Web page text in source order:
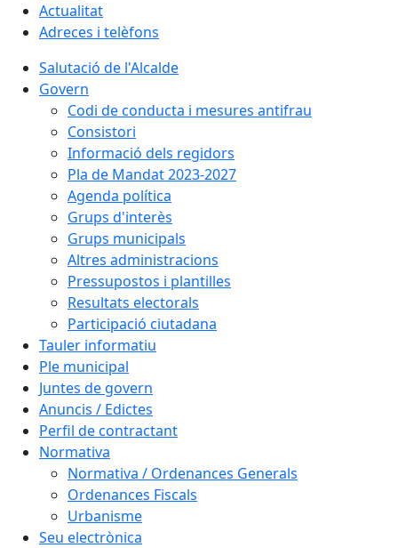
Actualitat
Adreces i telèfons
Salutació de l'Alcalde
Govern
Codi de conducta i mesures antifrau
Consistori
Informació dels regidors
Pla de Mandat 2023-2027
Agenda política
Grups d'interès
Grups municipals
Altres administracions
Pressupostos i plantilles
Resultats electorals
Participació ciutadana
Tauler informatiu
Ple municipal
Juntes de govern
Anuncis / Edictes
Perfil de contractant
Normativa
Normativa / Ordenances Generals
Ordenances Fiscals
Urbanisme
Seu electrònica